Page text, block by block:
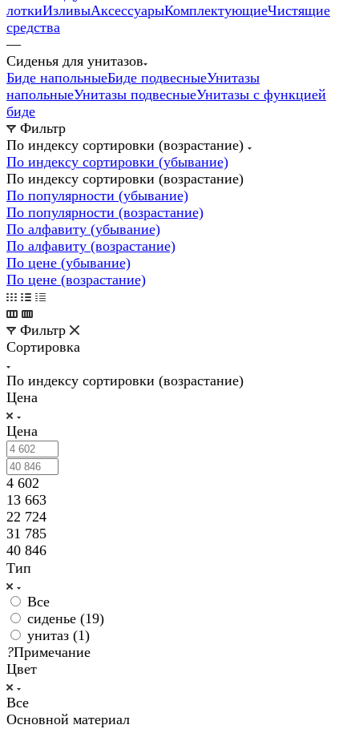
лоткиИзливыАксессуарыКомплектующиеЧистящие
средства
—
Сиденья для унитазов
Биде напольныеБиде подвесныеУнитазы
напольныеУнитазы подвесныеУнитазы с функцией
биде
Фильтр
По индексу сортировки (возрастание)
По индексу сортировки (убывание)
По индексу сортировки (возрастание)
По популярности (убывание)
По популярности (возрастание)
По алфавиту (убывание)
По алфавиту (возрастание)
По цене (убывание)
По цене (возрастание)
Фильтр
Сортировка
По индексу сортировки (возрастание)
Цена
Цена
4 602
13 663
22 724
31 785
40 846
Тип
Все
сиденье (19)
унитаз (1)
?Примечание
Цвет
Все
Основной материал